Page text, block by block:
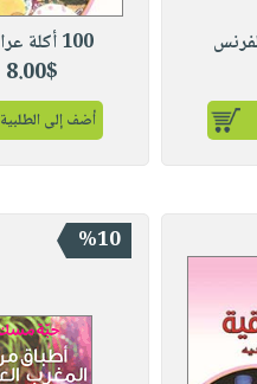
100 أكلة عراقية +
8.00$
أضف إلى الطلبية
%10